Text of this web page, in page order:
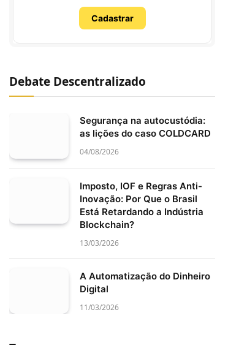
Cadastrar
Debate Descentralizado
Segurança na autocustódia:
as lições do caso COLDCARD
04/08/2026
Imposto, IOF e Regras Anti-
Inovação: Por Que o Brasil
Está Retardando a Indústria
Blockchain?
13/03/2026
A Automatização do Dinheiro
Digital
11/03/2026